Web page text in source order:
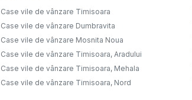
Case vile de vânzare Timisoara
Case vile de vânzare Dumbravita
Case vile de vânzare Mosnita Noua
Case vile de vânzare Timisoara, Aradului
Case vile de vânzare Timisoara, Mehala
Case vile de vânzare Timisoara, Nord